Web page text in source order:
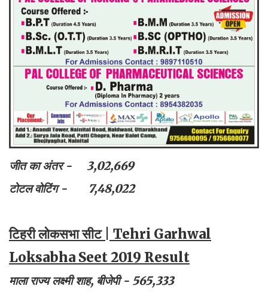
जीत का अंतर - 3,02,669
टोटल वोटिंग - 7,48,022
टिहरी लोकसभा सीट | Tehri Garhwal
Loksabha Seet 2019 Result
माला राज्य लक्ष्मी शाह, बीजेपी - 565,333